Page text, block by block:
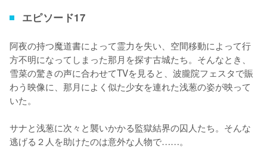
エピソード17
阿夜の持つ魔道書によって霊力を失い、空間移動によって行
方不明になってしまった那月を探す古城たち。そんなとき、
雪菜の驚きの声に合わせてTVを見ると、波朧院フェスタで賑
わう映像に、那月によく似た少女を連れた浅葱の姿が映って
いた。
サナと浅葱に次々と襲いかかる監獄結界の囚人たち。そんな
逃げる２人を助けたのは意外な人物で……。